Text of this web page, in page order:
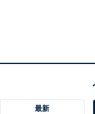
最新